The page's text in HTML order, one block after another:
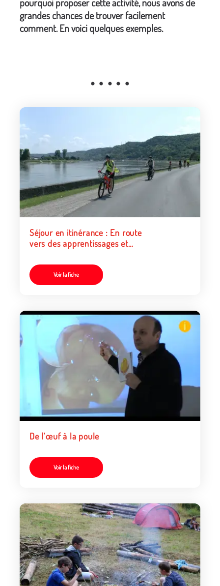
pourquoi proposer cette activité, nous avons de
grandes chances de trouver facilement
comment. En voici quelques exemples.
• • • • •
Séjour en itinérance : En route
vers des apprentissages et
chez soi
Voir la fiche
De l’œuf à la poule
Voir la fiche